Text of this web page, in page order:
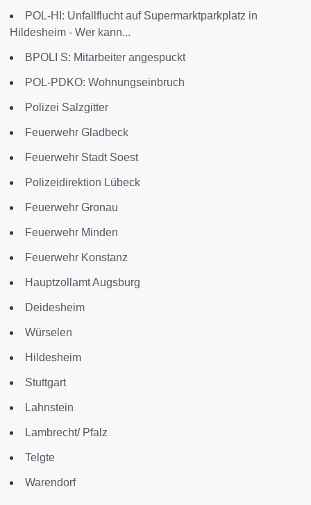
POL-HI: Unfallflucht auf Supermarktparkplatz in
Hildesheim - Wer kann...
BPOLI S: Mitarbeiter angespuckt
POL-PDKO: Wohnungseinbruch
Polizei Salzgitter
Feuerwehr Gladbeck
Feuerwehr Stadt Soest
Polizeidirektion Lübeck
Feuerwehr Gronau
Feuerwehr Minden
Feuerwehr Konstanz
Hauptzollamt Augsburg
Deidesheim
Würselen
Hildesheim
Stuttgart
Lahnstein
Lambrecht/ Pfalz
Telgte
Warendorf